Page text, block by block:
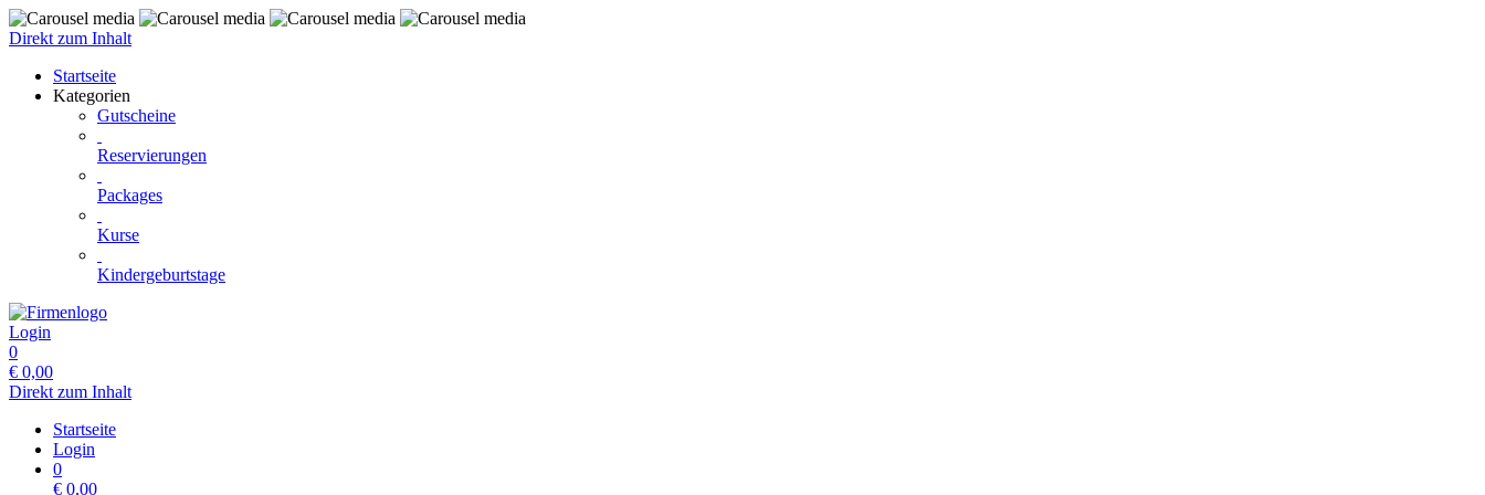
Direkt zum Inhalt
Startseite
Kategorien
Gutscheine
Reservierungen
Packages
Kurse
Kindergeburtstage
Login
0
€ 0,00
Direkt zum Inhalt
Startseite
Login
0
€ 0,00